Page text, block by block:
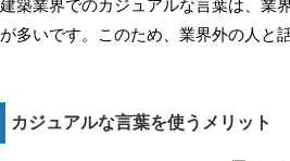
建築業界でのカジュアルな言葉は、業
が多いです。このため、業界外の人と
カジュアルな言葉を使うメリット